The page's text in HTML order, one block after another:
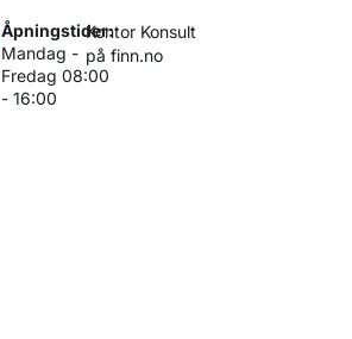
Åpningstider:
Mandag -
Fredag 08:00
- 16:00
Kontor Konsult
på finn.no